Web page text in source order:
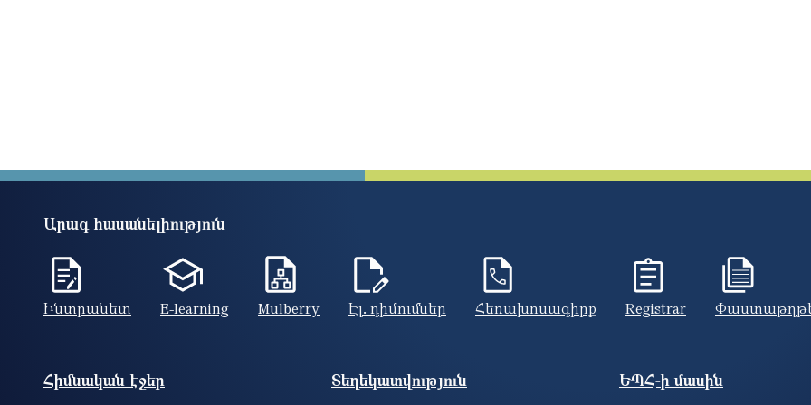
Արագ հասանելիություն
Ինտրանետ E-learning Mulberry Էլ. դիմումներ Հեռախոսագիրք Registrar
Footer site information
Հիմնական էջեր Տեղեկատվություն ԵՊՀ-ի մասին